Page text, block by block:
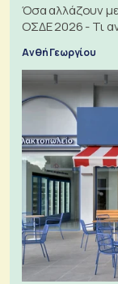
Όσα αλλάζουν
ΟΣΔΕ 2026 - Τι
Ανθή Γεωργίου